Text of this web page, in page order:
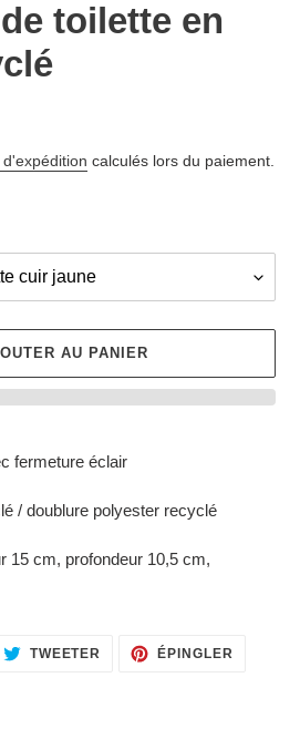
toilette en
d'expédition calculés lors du paiement.
AU PANIER
fermeture éclair
/ doublure polyester recyclé
15 cm, profondeur 10,5 cm,
TWEETER TWEETER
SUR
ÉPINGLER